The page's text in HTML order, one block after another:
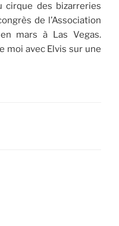
cirque des bizarreries
de l’Association
mars à Las Vegas.
moi avec Elvis sur une